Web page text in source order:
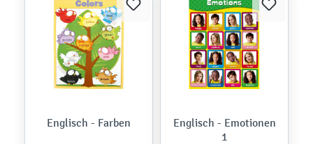
Englisch - Farben
Englisch - Emotionen
1